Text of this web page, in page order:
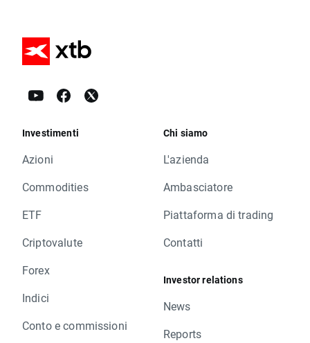
Investimenti
Azioni
Commodities
ETF
Criptovalute
Forex
Indici
Conto e commissioni
Chi siamo
L'azienda
Ambasciatore
Piattaforma di trading
Contatti
Investor relations
News
Reports